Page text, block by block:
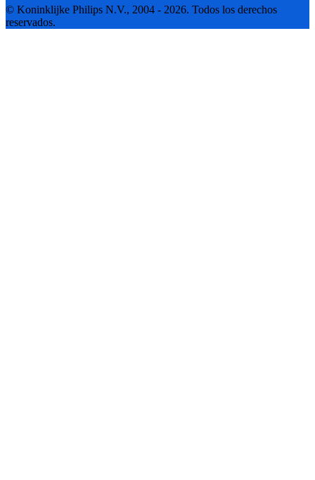
© Koninklijke Philips N.V., 2004 - 2026. Todos los derechos
reservados.